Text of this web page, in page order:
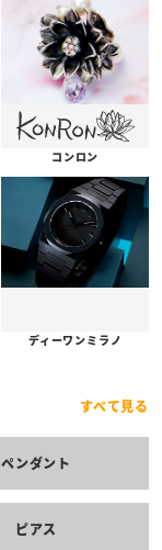
コンロン
ディーワンミラノ
すべて見る
ペンダント
ピアス